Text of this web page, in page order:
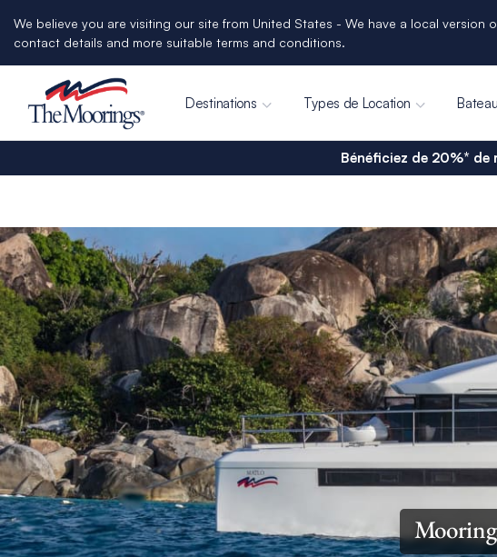
We believe you are visiting our site from United States - We have a local version
contact details and more suitable terms and conditions.
Destinations Types de Location
Bénéficiez de 20%* de